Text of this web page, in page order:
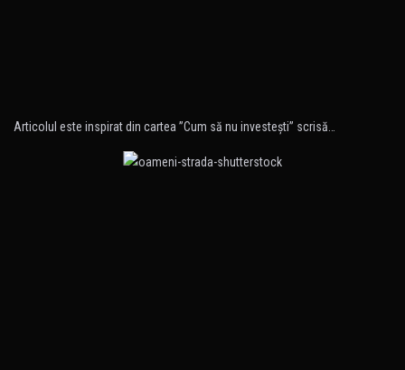
Articolul este inspirat din cartea ”Cum să nu investeşti” scrisă…